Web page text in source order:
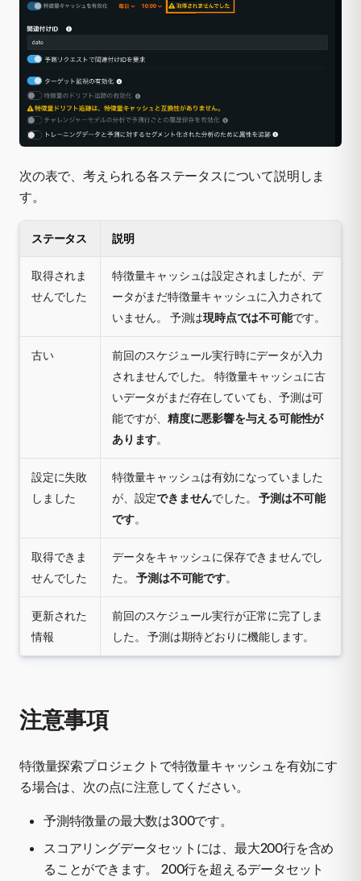
次の表で、考えられる各ステータスについて説明しま
す。
ステータス 説明
取得されま
せんでした
特徴量キャッシュは設定されましたが、デ
ータがまだ特徴量キャッシュに入力されて
いません。 予測は現時点では不可能です。
古い
前回のスケジュール実行時にデータが入力
されませんでした。 特徴量キャッシュに古
いデータがまだ存在していても、予測は可
能ですが、 精度に悪影響を与える可能性が
あります。
設定に失敗
しました
特徴量キャッシュは有効になっていました
が、設定できませんでした。予測は不可能
です。
取得できま
せんでした
データをキャッシュに保存できませんでし
た。予測は不可能です。
更新された
情報
前回のスケジュール実行が正常に完了しま
した。 予測は期待どおりに機能します。
注意事項
特徴量探索プロジェクトで特徴量キャッシュを有効にす
る場合は、次の点に注意してください。
予測特徴量の最大数は300です。
スコアリングデータセットには、最大200行を含め
ることができます。 200行を超えるデータセット